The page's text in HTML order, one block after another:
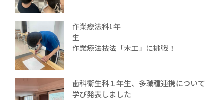
作業療法科1年
生
作業療法技法「木工」に挑戦！
歯科衛生科１年生、多職種連携について
学び発表しました